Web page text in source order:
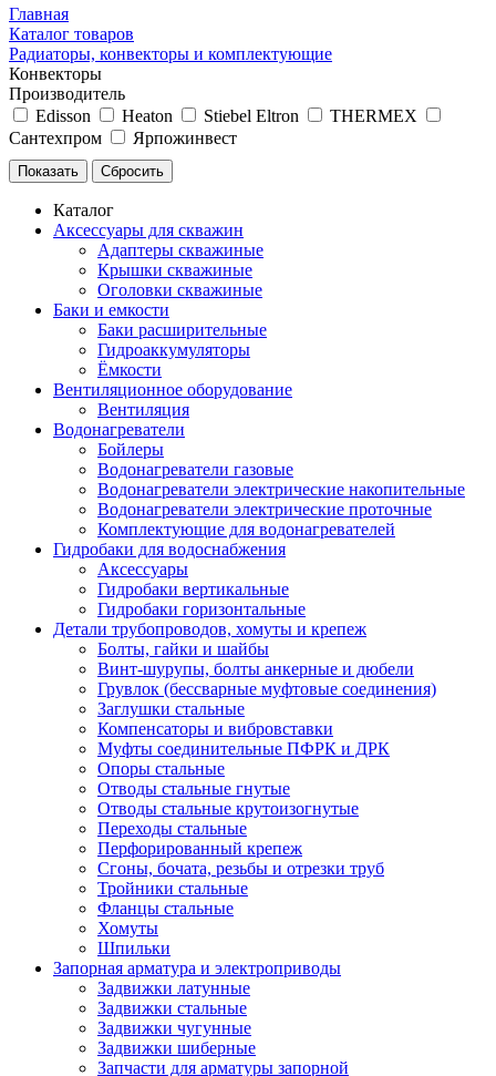
Главная
Каталог товаров
Радиаторы, конвекторы и комплектующие
Конвекторы
Производитель
Edisson
Heaton Stiebel Eltron
THERMEX
Сантехпром
Ярпожинвест
Каталог
Аксессуары для скважин
Адаптеры скважиные
Крышки скважиные
Оголовки скважиные
Баки и емкости
Баки расширительные
Гидроаккумуляторы
Ёмкости
Вентиляционное оборудование
Вентиляция
Водонагреватели
Бойлеры
Водонагреватели газовые
Водонагреватели электрические накопительные
Водонагреватели электрические проточные
Комплектующие для водонагревателей
Гидробаки для водоснабжения
Аксессуары
Гидробаки вертикальные
Гидробаки горизонтальные
Детали трубопроводов, хомуты и крепеж
Болты, гайки и шайбы
Винт-шурупы, болты анкерные и дюбели
Грувлок (бессварные муфтовые соединения)
Заглушки стальные
Компенсаторы и вибровставки
Муфты соединительные ПФРК и ДРК
Опоры стальные
Отводы стальные гнутые
Отводы стальные крутоизогнутые
Переходы стальные
Перфорированный крепеж
Сгоны, бочата, резьбы и отрезки труб
Тройники стальные
Фланцы стальные
Хомуты
Шпильки
Запорная арматура и электроприводы
Задвижки латунные
Задвижки стальные
Задвижки чугунные
Задвижки шиберные
Запчасти для арматуры запорной